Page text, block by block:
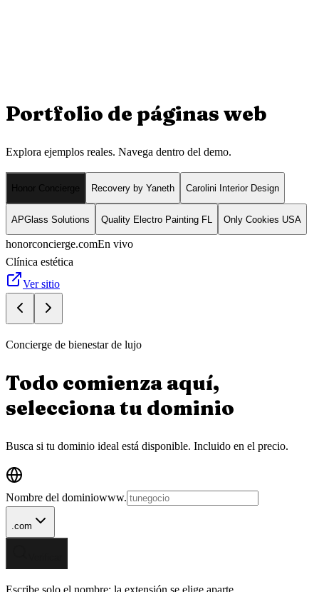
Portfolio de páginas web
Explora ejemplos reales. Navega dentro del demo.
Honor Concierge Recovery by Yaneth Carolini Interior Design
APGlass Solutions Quality Electro Painting FL Only Cookies USA
honorconcierge.comEn vivo
Clínica estética
Ver sitio
Concierge de bienestar de lujo
Todo comienza aquí,
selecciona tu dominio
Busca si tu dominio ideal está disponible. Incluido en el precio.
Nombre del dominiowww.
.com
Escribe solo el nombre; la extensión se elige aparte.